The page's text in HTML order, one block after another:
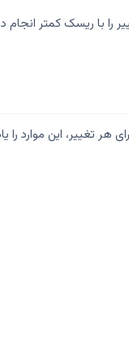
تغییر، این موارد را